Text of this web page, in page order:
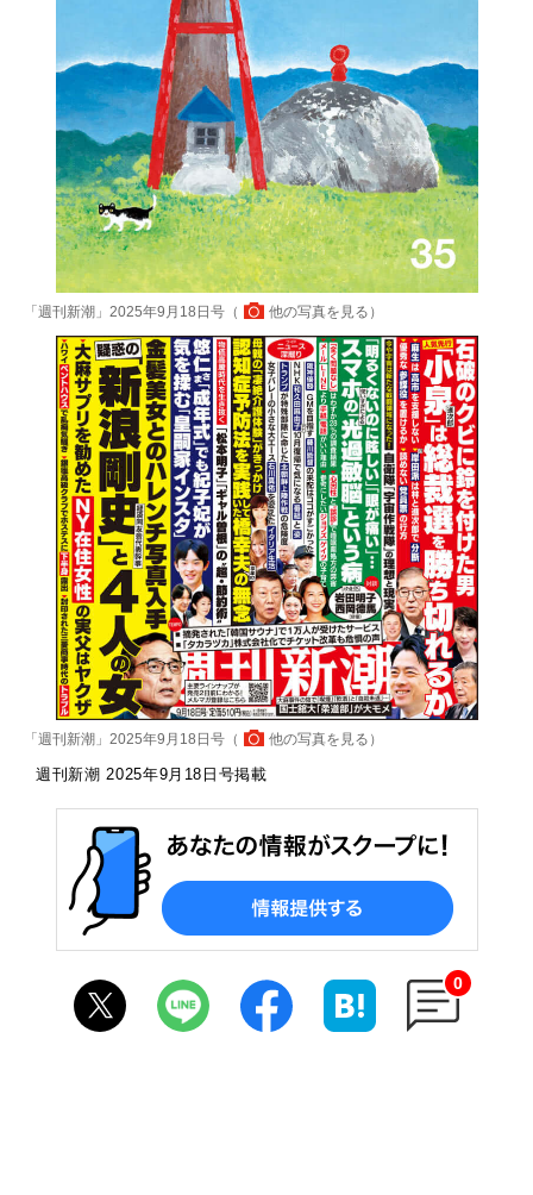
「週刊新潮」2025年9月18日号（ 他の写真を見る ）
「週刊新潮」2025年9月18日号（ 他の写真を見る ）
週刊新潮 2025年9月18日号掲載
0